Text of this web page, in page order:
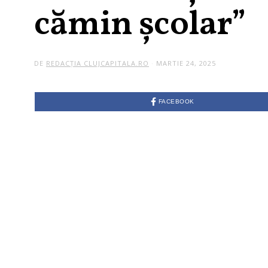
cămin școlar”
DE REDACȚIA CLUJCAPITALA.RO MARTIE 24, 2025
FACEBOOK